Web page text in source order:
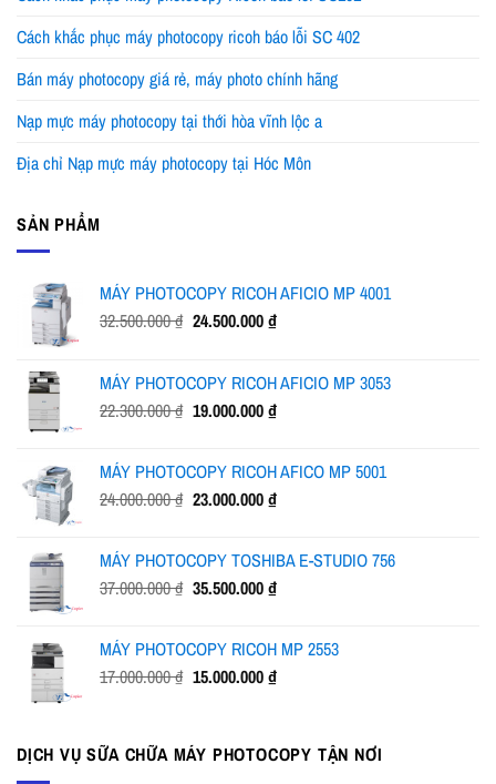
Cách khắc phục máy photocopy ricoh báo lỗi SC 402
Bán máy photocopy giá rẻ, máy photo chính hãng
Nạp mực máy photocopy tại thới hòa vĩnh lộc a
Địa chỉ Nạp mực máy photocopy tại Hóc Môn
SẢN PHẨM
MÁY PHOTOCOPY RICOH AFICIO MP 4001
32.500.000₫ Giá
32.500.000 ₫.
24.500.000₫Giá
là:
24.500.000 ₫.
MÁY PHOTOCOPY RICOH AFICIO MP 3053
22.300.000₫ Giá
22.300.000 ₫.
19.000.000₫Giá
là:
19.000.000 ₫.
MÁY PHOTOCOPY RICOH AFICO MP 5001
24.000.000₫ Giá
24.000.000 ₫.
23.000.000₫Giá
là:
23.000.000 ₫.
MÁY PHOTOCOPY TOSHIBA E-STUDIO 756
37.000.000₫ Giá
37.000.000 ₫.
35.500.000₫Giá
là:
35.500.000 ₫.
MÁY PHOTOCOPY RICOH MP 2553
17.000.000₫ Giá
17.000.000 ₫.
15.000.000₫Giá
là:
15.000.000 ₫.
DỊCH VỤ SỮA CHỮA MÁY PHOTOCOPY TẬN NƠI